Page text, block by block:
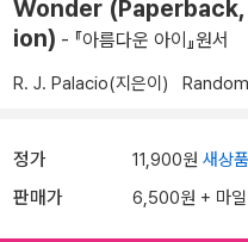
Wonder
ion) - 『아름다운 아이』원서
R. J. Palacio(지은이)
정가 11,900원 새상
판매가 6,500원 + 마